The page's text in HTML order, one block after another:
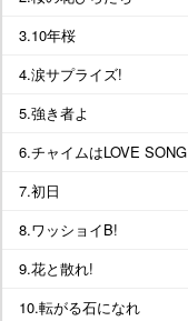
3.10年桜
4.涙サプライズ!
5.強き者よ
6.チャイムはLOVE SONG
7.初日
8.ワッショイB!
9.花と散れ!
10.転がる石になれ